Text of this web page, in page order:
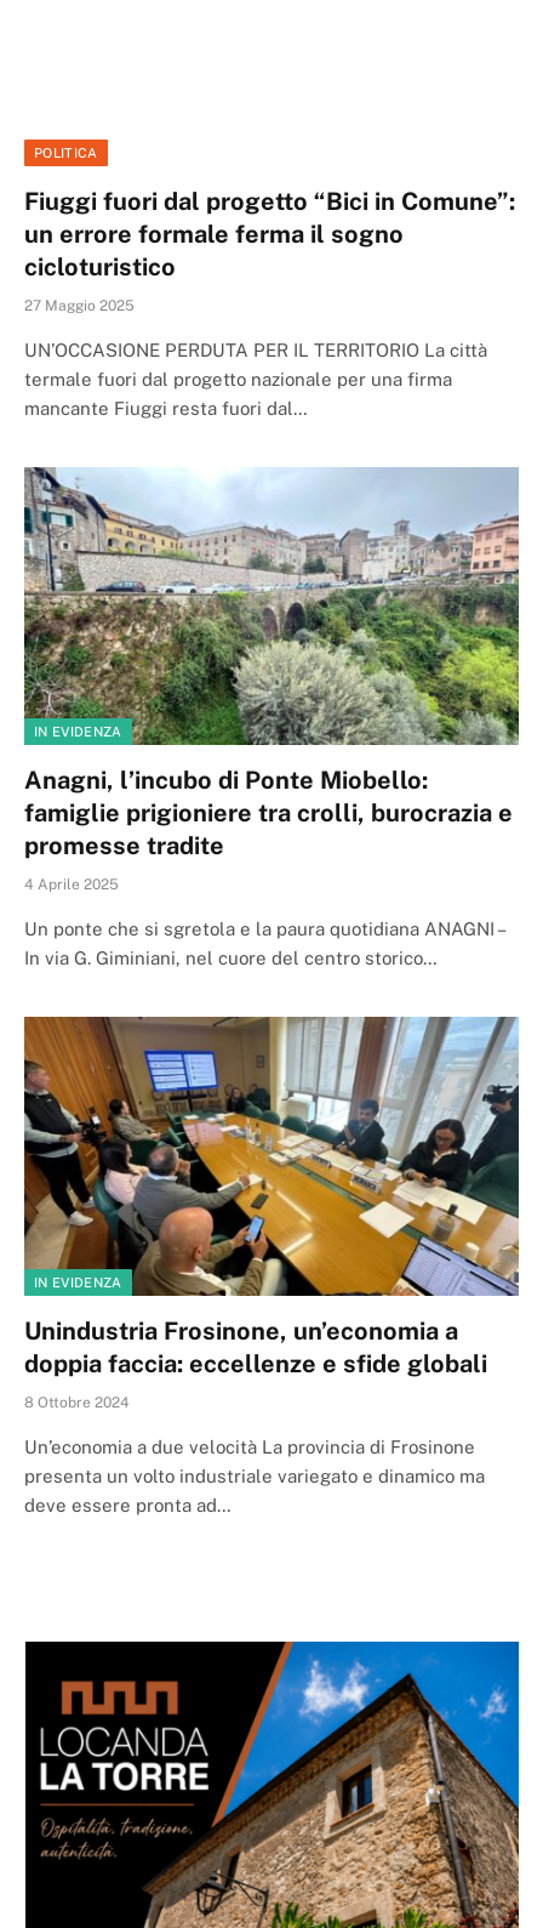
POLITICA
Fiuggi fuori dal progetto “Bici in Comune”:
un errore formale ferma il sogno
cicloturistico
27 Maggio 2025
UN’OCCASIONE PERDUTA PER IL TERRITORIO La città
termale fuori dal progetto nazionale per una firma
mancante Fiuggi resta fuori dal…
IN EVIDENZA
Anagni, l’incubo di Ponte Miobello:
famiglie prigioniere tra crolli, burocrazia e
promesse tradite
4 Aprile 2025
Un ponte che si sgretola e la paura quotidiana ANAGNI –
In via G. Giminiani, nel cuore del centro storico…
IN EVIDENZA
Unindustria Frosinone, un’economia a
doppia faccia: eccellenze e sfide globali
8 Ottobre 2024
Un’economia a due velocità La provincia di Frosinone
presenta un volto industriale variegato e dinamico ma
deve essere pronta ad…